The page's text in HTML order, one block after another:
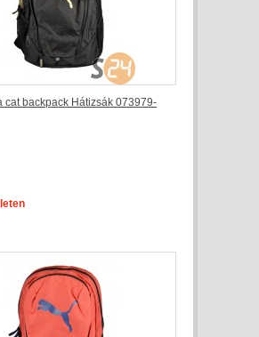
cat backpack Hátizsák 073979-